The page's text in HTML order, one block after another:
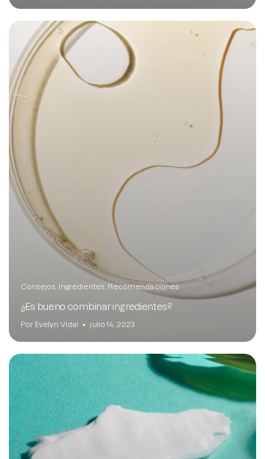
Consejos Ingredientes Recomendaciones
¿Es bueno combinar ingredientes?
Por Evelyn Vidal julio 14, 2023